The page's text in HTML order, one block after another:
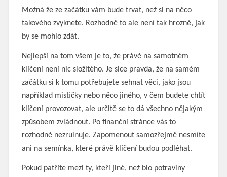
Možná že ze začátku vám bude trvat, než si na něco
takového zvyknete. Rozhodně to ale není tak hrozné, jak
by se mohlo zdát.
Nejlepší na tom všem je to, že právě na samotném
klíčení není nic složitého. Je sice pravda, že na samém
začátku si k tomu potřebujete sehnat věci, jako jsou
například mističky nebo něco jiného, v čem budete chtít
klíčení provozovat, ale určitě se to dá všechno nějakým
způsobem zvládnout. Po finanční stránce vás to
rozhodně nezruinuje. Zapomenout samozřejmě nesmíte
ani na semínka, které právě klíčení budou podléhat.
Pokud patříte mezi ty, kteří jiné, než bio potraviny